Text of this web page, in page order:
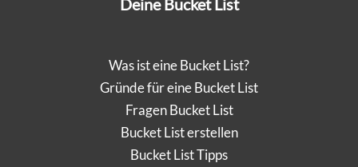
Deine Bucket List
Was ist eine Bucket List?
Gründe für eine Bucket List
Fragen Bucket List
Bucket List erstellen
Bucket List Tipps